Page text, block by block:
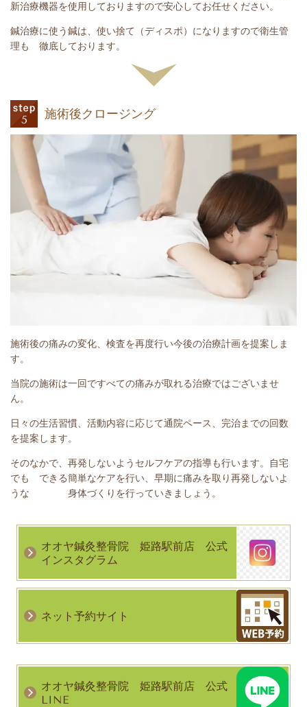
新治療機器を使用しておりますので安心してお任せください。
鍼治療に使う鍼は、使い捨て（ディスポ）になりますので衛生管
理も 徹底しております。
施術後クロージング
施術後の痛みの変化、検査を再度行い今後の治療計画を提案しま
す。
当院の施術は一回ですべての痛みが取れる治療ではございませ
ん。
日々の生活習慣、活動内容に応じて通院ペース、完治までの回数
を提案します。
そのなかで、再発しないようセルフケアの指導も行います。自宅
でも できる簡単なケアを行い、早期に痛みを取り再発しないよ
うな 身体づくりを行っていきましょう。
オオヤ鍼灸整骨院 姫路駅前店 公式
インスタグラム
ネット予約サイト
オオヤ鍼灸整骨院 姫路駅前店 公式
LINE